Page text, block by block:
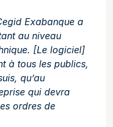
Exabanque a
au niveau
[Le logiciel]
à tous les publics,
qu’au
qui devra
ordres de